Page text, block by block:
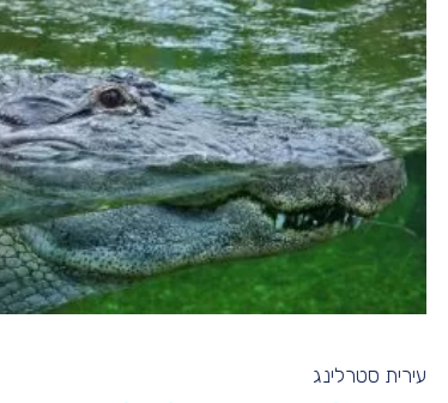
עירית סטרלינג